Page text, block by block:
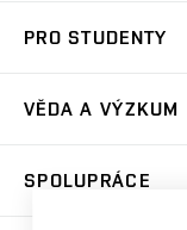
Koleje
Sport na VUT
Dny otevřených dveří
Celoživotní vzdělávání
PRO STUDENTY
Harmonogram
Závěrečné práce
Zpracování
Sociální bezpečí
Studium bez bariér
VĚDA A VÝZKUM
SPOLUPRÁCE